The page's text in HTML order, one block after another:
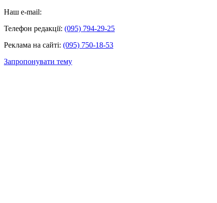
Наш e-mail:
Телефон редакції: (095) 794-29-25
Реклама на сайті: (095) 750-18-53
Запропонувати тему